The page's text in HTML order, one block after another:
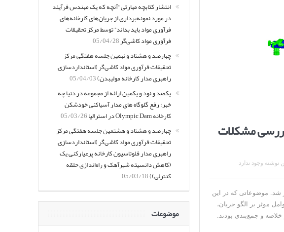
مشکلات
نوشته وجود ندارد
برگزار شد. موضوعاتی که در این
موثر بر الگو جریان،
و جمع‌بندی بودند.
انتشار کتابچه مهارتی “آنچه که یک مهندس فرآیند
در مورد نمونه‌برداری از جریان‌های کارخانه‌های
فرآوری مواد باید بداند” توسط مرکز تحقیقات
فرآوری مواد کاشی‌گر05/04/28
چهارصد و هشتاد و نهمین جلسه هفتگی مرکز
تحقیقات فرآوری مواد کاشی‌گر (استانداردسازی
راهبری مدار کارخانه مولیبدن)05/04/03
یکصد و نود و یکمین ارائه از مجموعه در دنیا چه
خبر: رفع گلوگاه های مدار آسیاکنی خودشکن
کارخانه Olympic Dam در استرالیا
05/03/26
چهارصد و هشتاد و هشتمین جلسه هفتگی مرکز
تحقیقات فرآوری مواد کاشی‌گر (استانداردسازی
راهبری مدار فلوتاسیون کارخانه پرعیارکنی یک
(کاهش دانسیته شیرآهک و راه‌اندازی حلقه
کنترلی))05/03/18
موضوعات